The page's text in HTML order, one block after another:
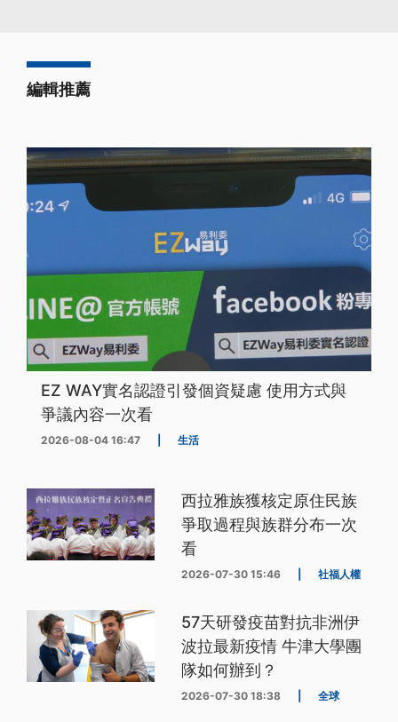
編輯推薦
EZ WAY實名認證引發個資疑慮 使用方式與
爭議內容一次看
2026-08-04 16:47 生活
西拉雅族獲核定原住民族
爭取過程與族群分布一次
看
2026-07-30 15:46 社福人權
57天研發疫苗對抗非洲伊
波拉最新疫情 牛津大學團
隊如何辦到？
2026-07-30 18:38 全球